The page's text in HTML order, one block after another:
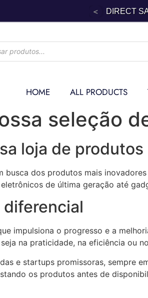
< DIRECT
HOME ALL PRODUCTS
seleção
loja de produtos
busca dos produtos mais
de última geração até
diferencial
impulsiona o progresso e a
na praticidade, na eficiência ou
e startups promissoras, sempre
os produtos antes de